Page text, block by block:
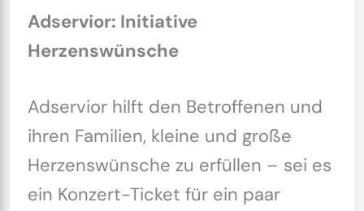
Adservior: Initiative
Herzenswünsche
Adservior hilft den Betroffenen und
ihren Familien, kleine und große
Herzenswünsche zu erfüllen – sei es
ein Konzert-Ticket für ein paar